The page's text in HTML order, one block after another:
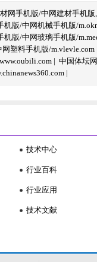
网手机版/中网建材手机版
机版/中网机械手机版/
机版/中网玻璃手机版/
塑料手机版/m.vlevle.com
| 中国体坛
|
技术中心
行业百科
行业应用
技术文献